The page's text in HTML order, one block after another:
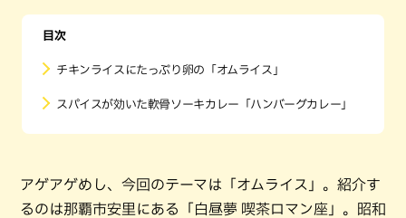
目次
チキンライスにたっぷり卵の「オムライス」
スパイスが効いた軟骨ソーキカレー「ハンバーグカレー」
アゲアゲめし、今回のテーマは「オムライス」。紹介す
るのは那覇市安里にある「白昼夢 喫茶ロマン座」。昭和